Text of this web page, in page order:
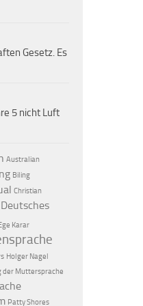
Gesetz. Es
5 nicht Luft
Australian
Biling
Christian
Deutsches
Karar
Holger Nagel
der Muttersprache
Patty Shores